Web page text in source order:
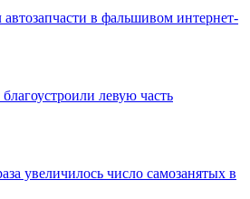
автозапчасти в фальшивом интернет-
левую часть
увеличилось число самозанятых в